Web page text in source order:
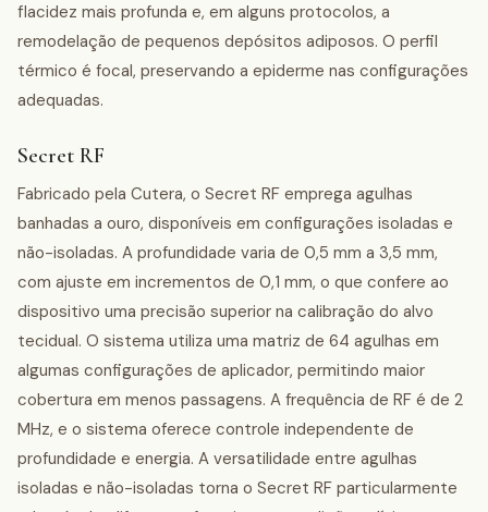
flacidez mais profunda e, em alguns protocolos, a
remodelação de pequenos depósitos adiposos. O perfil
térmico é focal, preservando a epiderme nas configurações
adequadas.
Secret RF
Fabricado pela Cutera, o Secret RF emprega agulhas
banhadas a ouro, disponíveis em configurações isoladas e
não-isoladas. A profundidade varia de 0,5 mm a 3,5 mm,
com ajuste em incrementos de 0,1 mm, o que confere ao
dispositivo uma precisão superior na calibração do alvo
tecidual. O sistema utiliza uma matriz de 64 agulhas em
algumas configurações de aplicador, permitindo maior
cobertura em menos passagens. A frequência de RF é de 2
MHz, e o sistema oferece controle independente de
profundidade e energia. A versatilidade entre agulhas
isoladas e não-isoladas torna o Secret RF particularmente